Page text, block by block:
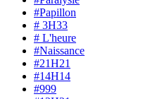
#Papillon
# 3H33
# L'heure
#Naissance
#21H21
#14H14
#999